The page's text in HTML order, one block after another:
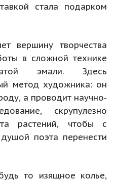
стала подарком
вершину творчества
в сложной технике
эмали. Здесь
метод художника: он
а проводит научно-
скрупулезно
растений, чтобы с
поэта перенести
то изящное колье,